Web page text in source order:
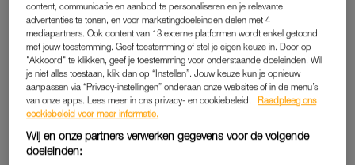
'IK KON NIET ANDERS DAN ME
MENGEN IN DE
'LOOSDRECHTDISCUSSIE' EN NU,
2 WEKEN LATER, BEN IK
DOODSBANG'
18-05-2026 CAROLIEN SPAANS
content, communicatie en aanbod te personaliseren en je relevante
advertenties te tonen, en voor marketingdoeleinden delen met 4
mediapartners. Ook content van 13 externe platformen wordt enkel getoond
met jouw toestemming. Geef toestemming of stel je eigen keuze in. Door op
"Akkoord" te klikken, geef je toestemming voor onderstaande doeleinden. Wil
je niet alles toestaan, klik dan op “Instellen”. Jouw keuze kun je opnieuw
aanpassen via “Privacy-instellingen” onderaan onze websites of in de menu’s
van onze apps. Lees meer in ons privacy- en cookiebeleid.
Raadpleeg ons
cookiebeleid voor meer informatie.
Wij en onze partners verwerken gegevens voor de volgende
doeleinden: